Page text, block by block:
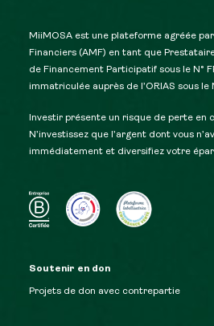
MiiMOSA est une plateforme agréée
Financiers (AMF) en tant que
de Financement Participatif sous le N°
immatriculée auprès de l’ORIAS sous le
Investir présente un risque de perte en
N’investissez que l’argent dont vous
immédiatement et diversifiez votre
Soutenir en don
Projets de don avec contrepartie